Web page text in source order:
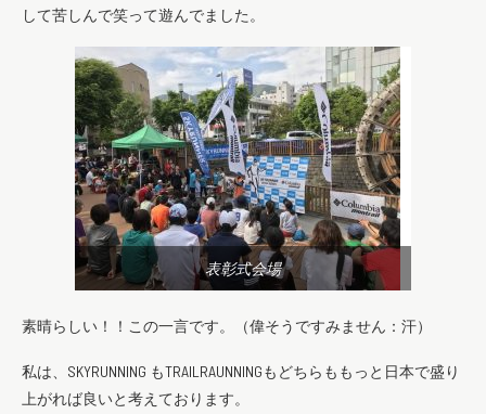
して苦しんで笑って遊んでました。
表彰式会場
素晴らしい！！この一言です。（偉そうですみません：汗）
私は、SKYRUNNING もTRAILRAUNNINGもどちらももっと日本で盛り
上がれば良いと考えております。